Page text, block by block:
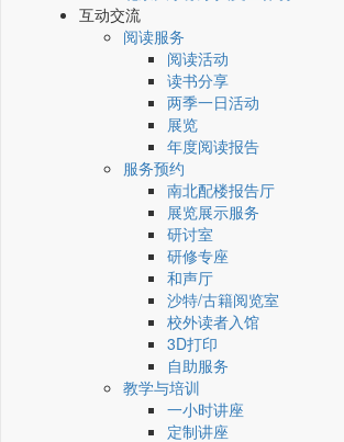
互动交流
阅读服务
阅读活动
读书分享
两季一日活动
展览
年度阅读报告
服务预约
南北配楼报告厅
展览展示服务
研讨室
研修专座
和声厅
沙特/古籍阅览室
校外读者入馆
3D打印
自助服务
教学与培训
一小时讲座
定制讲座